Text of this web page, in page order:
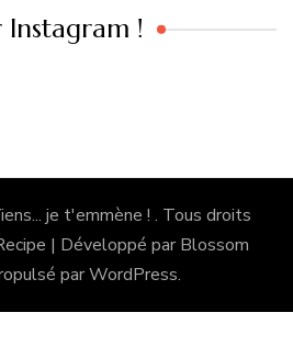
Instagram !
je t'emmène ! . Tous droits
| Développé par Blossom
parWordPress.